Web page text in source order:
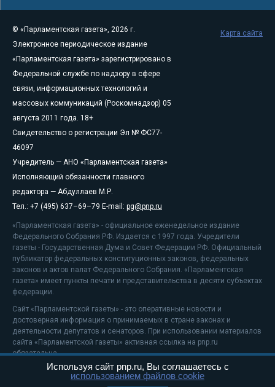
© «Парламентская газета», 2026 г.
Электронное периодическое издание
«Парламентская газета» зарегистрировано в
Федеральной службе по надзору в сфере
связи, информационных технологий и
массовых коммуникаций (Роскомнадзор) 05
августа 2011 года. 18+
Свидетельство о регистрации Эл № ФС77-
46097
Учредитель — АНО «Парламентская газета»
Исполняющий обязанности главного
редактора — Абдуллаев М.Р.
Тел.: +7 (495) 637–69–79 E-mail: pg@pnp.ru
«Парламентская газета» - официальное еженедельное издание
Федерального Собрания РФ. Издается с 1997 года. Учредители
газеты - Государственная Дума и Совет Федерации РФ. Официальный
публикатор федеральных конституционных законов, федеральных
законов и актов палат Федерального Собрания. «Парламентская
газета» имеет пункты печати и представительства в десяти субъектах
федерации.
Сайт «Парламентской газеты» - это оперативные новости и
достоверная информация о принимаемых в стране законах и
деятельности депутатов и сенаторов. При использовании материалов
сайта «Парламентской газеты» активная ссылка на pnp.ru
обязательна.
На информационном ресурсе применяютсярекомендательные
Карта сайта
Используя сайт pnp.ru, Вы соглашаетесь с
использованием файлов cookie